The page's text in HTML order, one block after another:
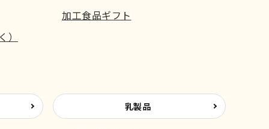
加工食品ギフト
乳製品